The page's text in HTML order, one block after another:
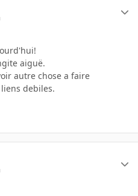
aiguë.
autre chose a faire
debiles.